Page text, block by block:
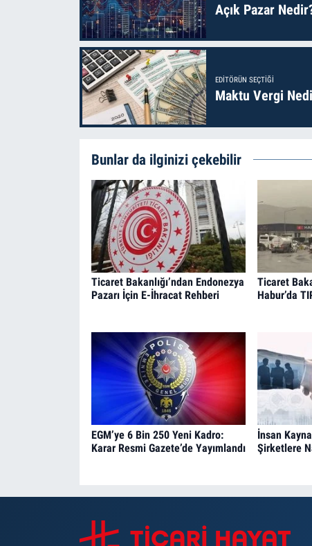
Açık Pazar
EDITÖRÜN SEÇTIĞI
Maktu Vergi
Bunlar da ilginizi çekebilir
Ticaret Bakanlığı’ndan Endonezya
Pazarı İçin E-İhracat Rehberi
Ticaret
Habur’da
EGM’ye 6 Bin 250 Yeni Kadro:
Karar Resmi Gazete’de Yayımlandı
İnsan
Şirketlere